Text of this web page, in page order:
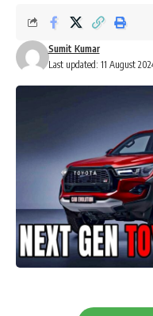
Last updated: 11 August
Sumit Kumar